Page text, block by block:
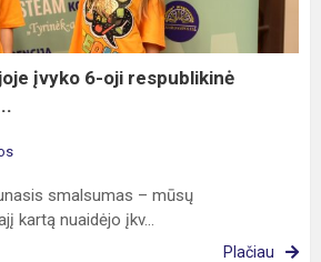
įvyko 6-oji respublikinė
smalsumas – mūsų
kartą nuaidėjo įkv...
Plačiau